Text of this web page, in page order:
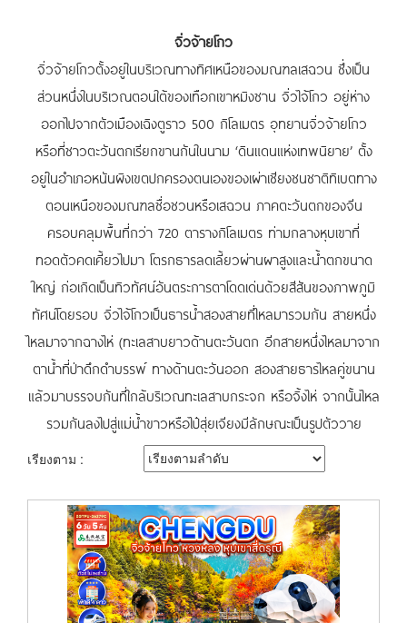
จิ่วจ้ายโกว
จิ่วจ้ายโกวตั้งอยู่ในบริเวณทางทิศเหนือของมณฑลเสฉวน ซึ่งเป็น
ส่วนหนึ่งในบริเวณตอนใต้ของเทือกเขาหมิงซาน จิ่วไจ้โกว อยู่ห่าง
ออกไปจากตัวเมืองเฉิงตูราว 500 กิโลเมตร อุทยานจิ่วจ้ายโกว
หรือที่ชาวตะวันตกเรียกขานกันในนาม ‘ดินแดนแห่งเทพนิยาย’ ตั้ง
อยู่ในอำเภอหนันผิงเขตปกครองตนเองของเผ่าเชียงชนชาติทิเบตทาง
ตอนเหนือของมณฑลซื่อชวนหรือเสฉวน ภาคตะวันตกของจีน
ครอบคลุมพื้นที่กว่า 720 ตารางกิโลเมตร ท่ามกลางหุบเขาที่
ทอดตัวคดเคี้ยวไปมา โตรกธารลดเลี้ยวผ่านผาสูงและน้ำตกขนาด
ใหญ่ ก่อเกิดเป็นทิวทัศน์อันตระการตาโดดเด่นด้วยสีสันของภาพภูมิ
ทัศน์โดยรอบ จิ่วไจ้โกวเป็นธารน้ำสองสายที่ไหลมารวมกัน สายหนึ่ง
ไหลมาจากฉางไห่ (ทะเลสาบยาวด้านตะวันตก อีกสายหนึ่งไหลมาจาก
ตาน้ำที่ป่าดึกดำบรรพ์ ทางด้านตะวันออก สองสายธารไหลคู่ขนาน
แล้วมาบรรจบกันที่ใกล้บริเวณทะเลสาบกระจก หรือจิ้งไห่ จากนั้นไหล
รวมกันลงไปสู่แม่น้ำขาวหรือไป๋สุ่ยเจียงมีลักษณะเป็นรูปตัววาย
เรียงตาม :